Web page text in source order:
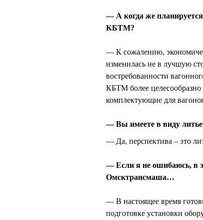
— А когда же
КБТМ?
— К сожалению,
изменилась не в лучшую
востребованности
КБТМ более целесообразно
комплектующие для
— Вы имеете в виду
— Да, перспектива – это
— Если я не ошибаюсь, в
Омсктрансмаша…
— В настоящее время
подготовке установки